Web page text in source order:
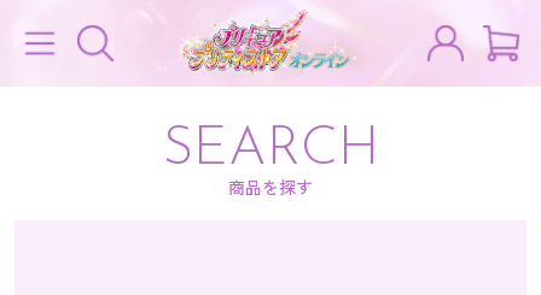
SEARCH
商品を探す